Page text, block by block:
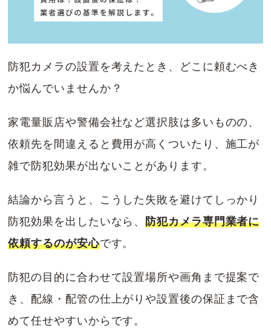
防犯カメラの設置を考えたとき、どこに頼むべき
か悩んでいませんか？
家電量販店や警備会社など選択肢は多いものの、
依頼先を間違えると費用が高くついたり、施工が
雑で防犯効果が出ないことがあります。
結論から言うと、こうした失敗を避けてしっかり
防犯効果を出したいなら、防犯カメラ専門業者に
依頼するのが安心です。
防犯の目的に合わせて設置場所や画角まで提案で
き、配線・配管の仕上がりや設置後の保証まで含
めて任せやすいからです。